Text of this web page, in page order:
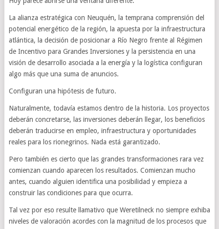
La alianza estratégica con Neuquén, la temprana comprensión del
potencial energético de la región, la apuesta por la infraestructura
atlántica, la decisión de posicionar a Río Negro frente al Régimen
de Incentivo para Grandes Inversiones y la persistencia en una
visión de desarrollo asociada a la energía y la logística configuran
algo más que una suma de anuncios.
Configuran una hipótesis de futuro.
Naturalmente, todavía estamos dentro de la historia. Los proyectos
deberán concretarse, las inversiones deberán llegar, los beneficios
deberán traducirse en empleo, infraestructura y oportunidades
reales para los rionegrinos. Nada está garantizado.
Pero también es cierto que las grandes transformaciones rara vez
comienzan cuando aparecen los resultados. Comienzan mucho
antes, cuando alguien identifica una posibilidad y empieza a
construir las condiciones para que ocurra.
Tal vez por eso resulte llamativo que Weretilneck no siempre exhiba
niveles de valoración acordes con la magnitud de los procesos que